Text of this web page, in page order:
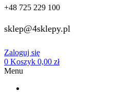
+48 725 229 100
sklep@4sklepy.pl
Zaloguj się
0 Koszyk 0,00 zł
Menu